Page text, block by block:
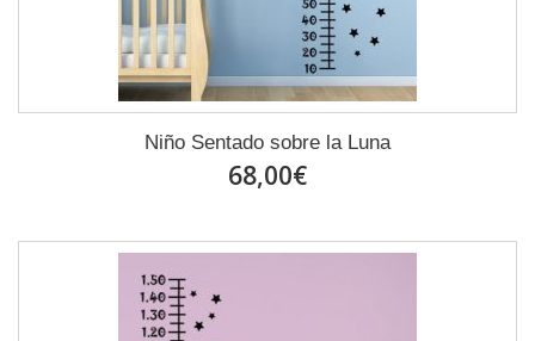
Niño Sentado sobre la Luna
68,00€